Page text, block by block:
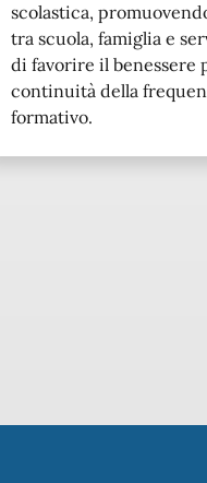
scolastica,
tra scuola, famiglia e
di favorire il benessere
continuità della
formativo.